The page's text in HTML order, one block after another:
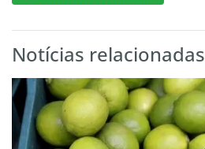
Notícias relacionadas